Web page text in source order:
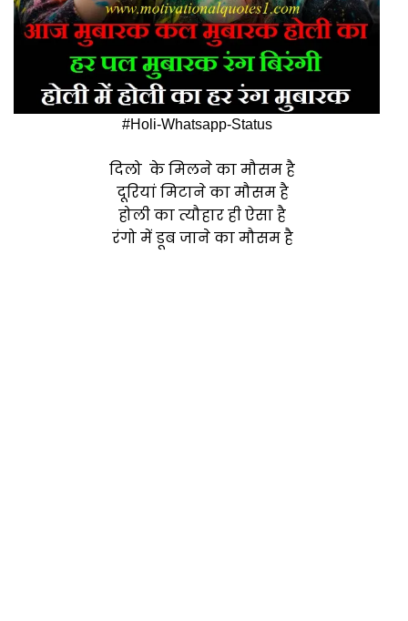
#Holi-Whatsapp-Status
दिलो के मिलने का मौसम है
दूरियां मिटाने का मौसम है
होली का त्यौहार ही ऐसा है
रंगो में डूब जाने का मौसम है